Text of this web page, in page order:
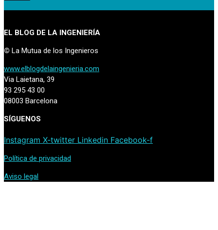
EL BLOG DE LA INGENIERÍA
© La Mutua de los Ingenieros
www.elblogdelaingenieria.com
Via Laietana, 39
93 295 43 00
08003 Barcelona
SÍGUENOS
Instagram X-twitter Linkedin Facebook-f
Política de privacidad
Aviso legal